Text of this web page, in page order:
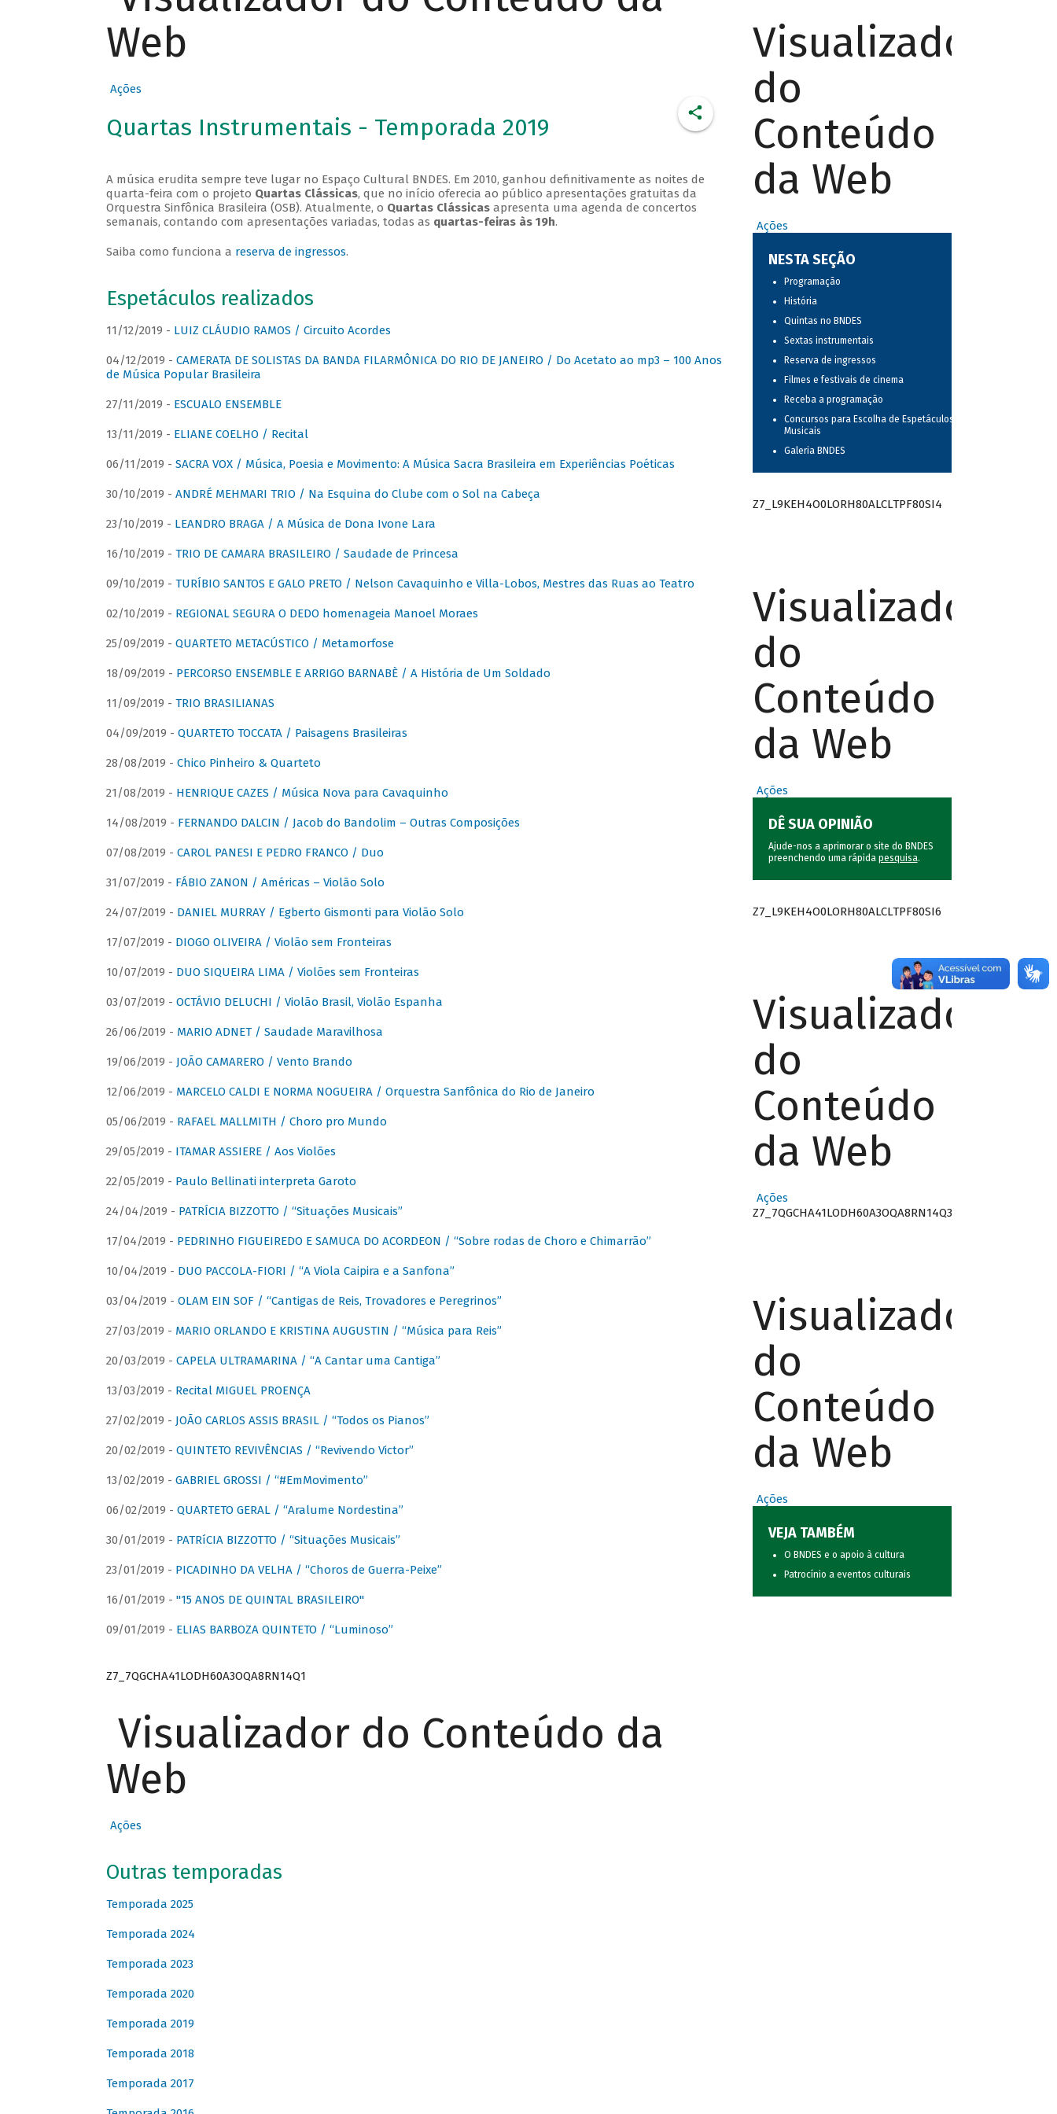
Web
Ações
Quartas Instrumentais - Temporada 2019
A música erudita sempre teve lugar no Espaço Cultural BNDES. Em 2010, ganhou definitivamente as noites de
quarta-feira com o projeto Quartas Clássicas, que no início oferecia ao público apresentações gratuitas da
Orquestra Sinfônica Brasileira (OSB). Atualmente, o Quartas Clássicasapresenta uma agenda de concertos
semanais, contando com apresentações variadas, todas as quartas-feiras às 19h.
Saiba como funciona a reserva de ingressos.
Espetáculos realizados
11/12/2019 - LUIZ CLÁUDIO RAMOS / Circuito Acordes
04/12/2019 - CAMERATA DE SOLISTAS DA BANDA FILARMÔNICA DO RIO DE JANEIRO / Do Acetato ao mp3 – 100 Anos
de Música Popular Brasileira
27/11/2019 - ESCUALO ENSEMBLE
13/11/2019 - ELIANE COELHO / Recital
06/11/2019 - SACRA VOX / Música, Poesia e Movimento: A Música Sacra Brasileira em Experiências Poéticas
30/10/2019 - ANDRÉ MEHMARI TRIO / Na Esquina do Clube com o Sol na Cabeça
23/10/2019 - LEANDRO BRAGA / A Música de Dona Ivone Lara
16/10/2019 - TRIO DE CAMARA BRASILEIRO / Saudade de Princesa
09/10/2019 - TURÍBIO SANTOS E GALO PRETO / Nelson Cavaquinho e Villa-Lobos, Mestres das Ruas ao Teatro
02/10/2019 - REGIONAL SEGURA O DEDO homenageia Manoel Moraes
25/09/2019 - QUARTETO METACÚSTICO / Metamorfose
18/09/2019 - PERCORSO ENSEMBLE E ARRIGO BARNABÈ / A História de Um Soldado
11/09/2019 - TRIO BRASILIANAS
04/09/2019 - QUARTETO TOCCATA / Paisagens Brasileiras
28/08/2019 - Chico Pinheiro & Quarteto
21/08/2019 - HENRIQUE CAZES / Música Nova para Cavaquinho
14/08/2019 - FERNANDO DALCIN / Jacob do Bandolim – Outras Composições
07/08/2019 - CAROL PANESI E PEDRO FRANCO / Duo
31/07/2019 - FÁBIO ZANON / Américas – Violão Solo
24/07/2019 - DANIEL MURRAY / Egberto Gismonti para Violão Solo
17/07/2019 - DIOGO OLIVEIRA / Violão sem Fronteiras
10/07/2019 - DUO SIQUEIRA LIMA / Violões sem Fronteiras
03/07/2019 - OCTÁVIO DELUCHI / Violão Brasil, Violão Espanha
26/06/2019 - MARIO ADNET / Saudade Maravilhosa
19/06/2019 - JOÃO CAMARERO / Vento Brando
12/06/2019 - MARCELO CALDI E NORMA NOGUEIRA / Orquestra Sanfônica do Rio de Janeiro
05/06/2019 - RAFAEL MALLMITH / Choro pro Mundo
29/05/2019 - ITAMAR ASSIERE / Aos Violões
22/05/2019 - Paulo Bellinati interpreta Garoto
24/04/2019 - PATRÍCIA BIZZOTTO / “Situações Musicais”
17/04/2019 - PEDRINHO FIGUEIREDO E SAMUCA DO ACORDEON / “Sobre rodas de Choro e Chimarrão”
10/04/2019 - DUO PACCOLA-FIORI / “A Viola Caipira e a Sanfona”
03/04/2019 - OLAM EIN SOF / “Cantigas de Reis, Trovadores e Peregrinos”
27/03/2019 - MARIO ORLANDO E KRISTINA AUGUSTIN / “Música para Reis”
20/03/2019 - CAPELA ULTRAMARINA / “A Cantar uma Cantiga”
13/03/2019 - Recital MIGUEL PROENÇA
27/02/2019 - JOÃO CARLOS ASSIS BRASIL / “Todos os Pianos”
20/02/2019 - QUINTETO REVIVÊNCIAS / “Revivendo Victor”
13/02/2019 - GABRIEL GROSSI / “#EmMovimento”
06/02/2019 - QUARTETO GERAL / “Aralume Nordestina”
30/01/2019 - PATRíCIA BIZZOTTO / “Situações Musicais”
23/01/2019 - PICADINHO DA VELHA / “Choros de Guerra-Peixe”
16/01/2019 - "15 ANOS DE QUINTAL BRASILEIRO"
09/01/2019 - ELIAS BARBOZA QUINTETO / “Luminoso”
Z7_7QGCHA41LODH60A3OQA8RN14Q1
Visualizador do Conteúdo da
Web
Ações
Outras temporadas
Temporada 2025
Temporada 2024
Temporada 2023
Temporada 2020
Temporada 2019
Temporada 2018
Temporada 2017
Visualizador
do
Conteúdo
da Web
Ações
NESTA SEÇÃO
Programação
História
Quintas no BNDES
Sextas instrumentais
Reserva de ingressos
Filmes e festivais de cinema
Receba a programação
Concursos para Escolha de Espetáculos
Musicais
Galeria BNDES
Z7_L9KEH4O0LORH80ALCLTPF80SI4
Visualizador
do
Conteúdo
da Web
Ações
DÊ SUA OPINIÃO
Ajude-nos a aprimorar o site do BNDES
preenchendo uma rápida pesquisa.
Z7_L9KEH4O0LORH80ALCLTPF80SI6
Visualizador
do
Conteúdo
da Web
Ações
Z7_7QGCHA41LODH60A3OQA8RN14Q3
Visualizador
do
Conteúdo
da Web
Ações
VEJA TAMBÉM
O BNDES e o apoio à cultura
Patrocínio a eventos culturais